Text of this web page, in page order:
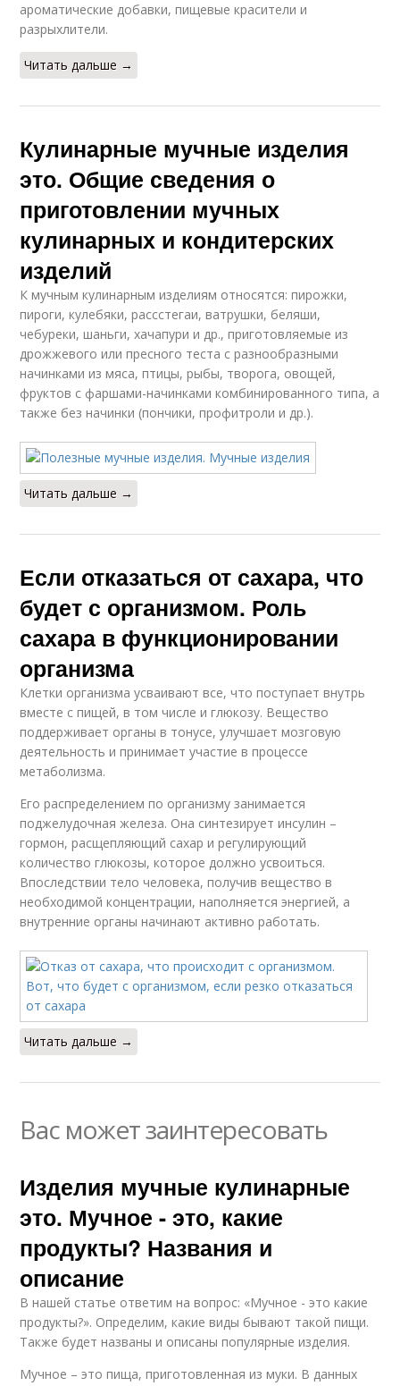
ароматические добавки, пищевые красители и
разрыхлители.
Читать дальше →
Кулинарные мучные изделия
это. Общие сведения о
приготовлении мучных
кулинарных и кондитерских
изделий
К мучным кулинарным изделиям относятся: пирожки,
пироги, кулебяки, рассстегаи, ватрушки, беляши,
чебуреки, шаньги, хачапури и др., приготовляемые из
дрожжевого или пресного теста с разнообразными
начинками из мяса, птицы, рыбы, творога, овощей,
фруктов с фаршами-начинками комбинированного типа, а
также без начинки (пончики, профитроли и др.).
Читать дальше →
Если отказаться от сахара, что
будет с организмом. Роль
сахара в функционировании
организма
Клетки организма усваивают все, что поступает внутрь
вместе с пищей, в том числе и глюкозу. Вещество
поддерживает органы в тонусе, улучшает мозговую
деятельность и принимает участие в процессе
метаболизма.
Его распределением по организму занимается
поджелудочная железа. Она синтезирует инсулин –
гормон, расщепляющий сахар и регулирующий
количество глюкозы, которое должно усвоиться.
Впоследствии тело человека, получив вещество в
необходимой концентрации, наполняется энергией, а
внутренние органы начинают активно работать.
Читать дальше →
Вас может заинтересовать
Изделия мучные кулинарные
это. Мучное - это, какие
продукты? Названия и
описание
В нашей статье ответим на вопрос: «Мучное - это какие
продукты?». Определим, какие виды бывают такой пищи.
Также будет названы и описаны популярные изделия.
Мучное – это пища, приготовленная из муки. В данных